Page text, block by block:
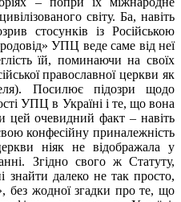
світу. Ба, навіть
стосунків із Російською
УПЦ веде саме від неї
їй, поминаючи на своїх
православної церкви як
Посилює підозри щодо
УПЦ в Україні і те, що вона
цей очевидний факт – навіть
конфесійну приналежність
ніяк не відображала у
Згідно свого ж Статуту,
знайти далеко не так просто,
без жодної згадки про те, що